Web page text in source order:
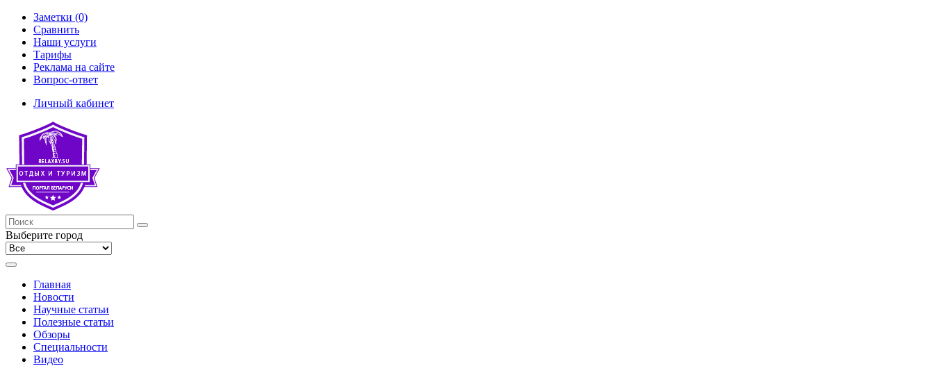
Заметки (0)
Сравнить
Наши услуги
Тарифы
Реклама на сайте
Вопрос-ответ
Личный кабинет
Выберите город
Главная
Новости
Научные статьи
Полезные статьи
Обзоры
Специальности
Видео